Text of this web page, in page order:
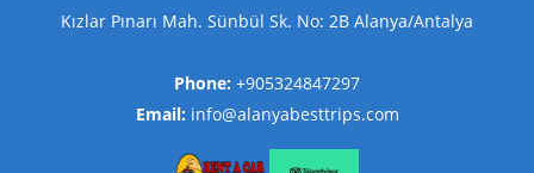
Kızlar Pınarı Mah. Sünbül Sk. No: 2B Alanya/Antalya
Phone: +905324847297
Email: info@alanyabesttrips.com